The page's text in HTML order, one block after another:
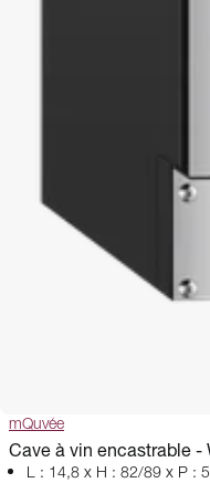
mQuvée
Cave à vin encastrable -
L : 14,8 x H : 82/89 x P :